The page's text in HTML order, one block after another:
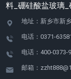
料_硼硅酸盐玻璃
地址：新乡市新
电话：0371-
电话：400-0373-
邮箱：